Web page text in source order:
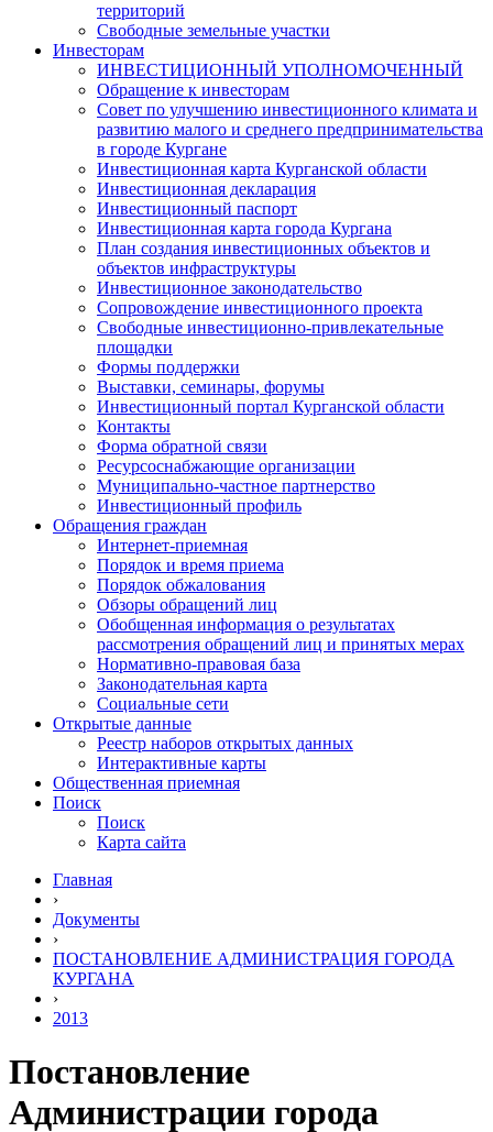
территорий
Свободные земельные участки
Инвесторам
ИНВЕСТИЦИОННЫЙ УПОЛНОМОЧЕННЫЙ
Обращение к инвесторам
Совет по улучшению инвестиционного климата и
развитию малого и среднего предпринимательства
в городе Кургане
Инвестиционная карта Курганской области
Инвестиционная декларация
Инвестиционный паспорт
Инвестиционная карта города Кургана
План создания инвестиционных объектов и
объектов инфраструктуры
Инвестиционное законодательство
Сопровождение инвестиционного проекта
Свободные инвестиционно-привлекательные
площадки
Формы поддержки
Выставки, семинары, форумы
Инвестиционный портал Курганской области
Контакты
Форма обратной связи
Ресурсоснабжающие организации
Муниципально-частное партнерство
Инвестиционный профиль
Обращения граждан
Интернет-приемная
Порядок и время приема
Порядок обжалования
Обзоры обращений лиц
Обобщенная информация о результатах
рассмотрения обращений лиц и принятых мерах
Нормативно-правовая база
Законодательная карта
Социальные сети
Открытые данные
Реестр наборов открытых данных
Интерактивные карты
Общественная приемная
Поиск
Поиск
Карта сайта
Главная
›
Документы
›
ПОСТАНОВЛЕНИЕ АДМИНИСТРАЦИЯ ГОРОДА
КУРГАНА
›
2013
Постановление
Администрации города